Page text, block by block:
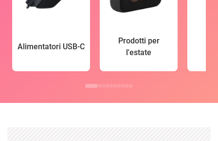
Alimentatori USB-C
Prodotti per
l'estate